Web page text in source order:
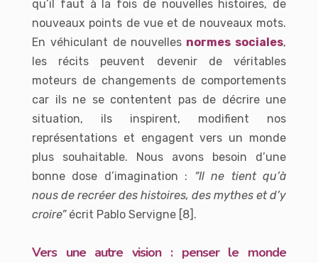
qu’il faut à la fois de nouvelles histoires, de
nouveaux points de vue et de nouveaux mots.
En véhiculant de nouvelles normes sociales,
les récits peuvent devenir de véritables
moteurs de changements de comportements
car ils ne se contentent pas de décrire une
situation, ils inspirent, modifient nos
représentations et engagent vers un monde
plus souhaitable.
Nous avons besoin d’une
bonne dose d’imagination :
“Il ne tient qu’à
nous de recréer des histoires, des mythes et d’y
croire”écrit Pablo Servigne [8].
Vers une autre vision : penser le monde